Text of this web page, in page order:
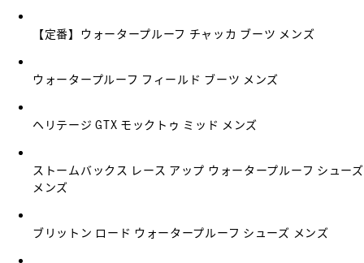
【定番】ウォータープルーフ チャッカ ブーツ メンズ
ウォータープルーフ フィールド ブーツ メンズ
ヘリテージ GTX モックトゥ ミッド メンズ
ストームバックス レース アップ ウォータープルーフ シューズ
メンズ
ブリットン ロード ウォータープルーフ シューズ メンズ